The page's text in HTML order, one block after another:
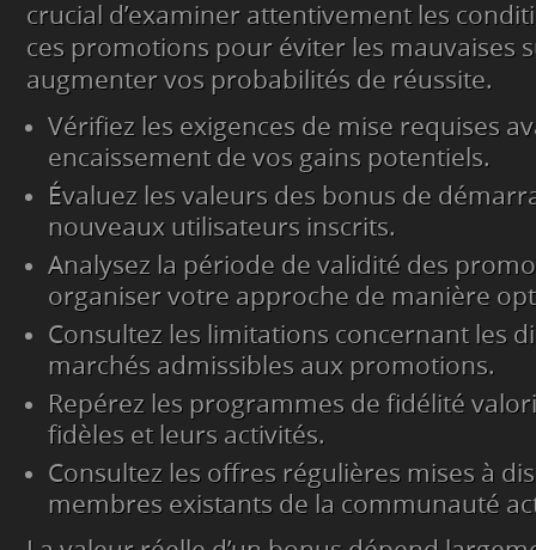
crucial d’examiner attentivement les
ces promotions pour éviter les mauvaises
augmenter vos probabilités de réussite.
Vérifiez les exigences de mise requises
encaissement de vos gains potentiels.
Évaluez les valeurs des bonus de
nouveaux utilisateurs inscrits.
Analysez la période de validité des
organiser votre approche de manière
Consultez les limitations concernant les
marchés admissibles aux promotions.
Repérez les programmes de fidélité
fidèles et leurs activités.
Consultez les offres régulières mises à
membres existants de la communauté